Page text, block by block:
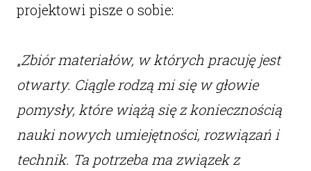
projektowi pisze o sobie:
„Zbiór materiałów, w których pracuję jest
otwarty. Ciągle rodzą mi się w głowie
pomysły, które wiążą się z koniecznością
nauki nowych umiejętności, rozwiązań i
technik. Ta potrzeba ma związek z